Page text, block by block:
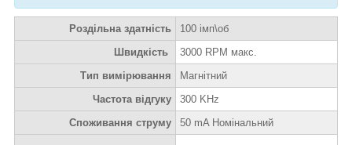
Роздільна здатність
100 імп\об
Швидкість
3000 RPM макс.
Тип вимірювання
Магнітний
Частота відгуку
300 KHz
Споживання струму
50 mA Номінальний